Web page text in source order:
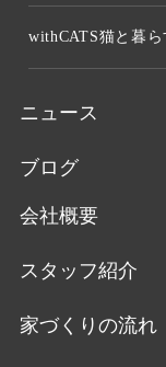
withCATS猫と暮
ニュース
ブログ
会社概要
スタッフ紹介
家づくりの流れ